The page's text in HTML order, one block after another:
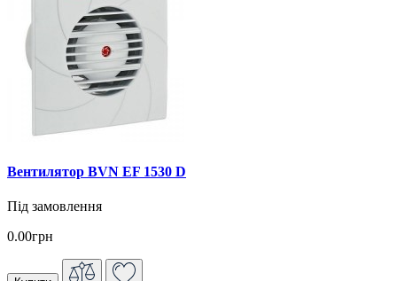
Вентилятор BVN EF 1530 D
Під замовлення
0.00грн